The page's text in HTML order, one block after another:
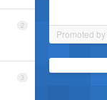
Promoted by
2
3